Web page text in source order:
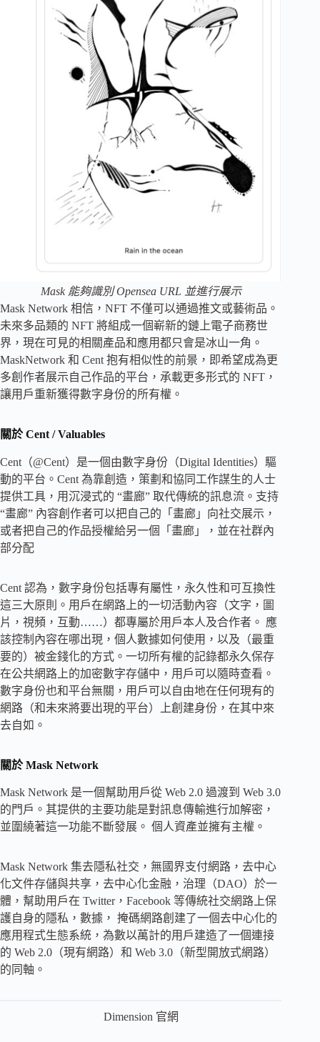
Mask 能夠識別 Opensea URL 並進行展示
Mask Network 相信，NFT 不僅可以通過推文或藝術品。
未來多品類的 NFT 將組成一個嶄新的鏈上電子商務世
界，現在可見的相關產品和應用都只會是冰山一角。
MaskNetwork 和 Cent 抱有相似性的前景，即希望成為更
多創作者展示自己作品的平台，承載更多形式的 NFT，
讓用戶重新獲得數字身份的所有權。
關於 Cent / Valuables
Cent（@Cent）是一個由數字身份（Digital Identities）驅
動的平台。Cent 為靠創造，策劃和協同工作謀生的人士
提供工具，用沉浸式的 “畫廊” 取代傳統的訊息流。支持
“畫廊” 內容創作者可以把自己的「畫廊」向社交展示，
或者把自己的作品授權給另一個「畫廊」，並在社群內
部分配
Cent 認為，數字身份包括專有屬性，永久性和可互換性
這三大原則。用戶在網路上的一切活動內容（文字，圖
片，視頻，互動……）都專屬於用戶本人及合作者。 應
該控制內容在哪出現，個人數據如何使用，以及（最重
要的）被金錢化的方式。一切所有權的記錄都永久保存
在公共網路上的加密數字存儲中，用戶可以隨時查看。
數字身份也和平台無關，用戶可以自由地在任何現有的
網路（和未來將要出現的平台）上創建身份，在其中來
去自如。
關於 Mask Network
Mask Network 是一個幫助用戶從 Web 2.0 過渡到 Web 3.0
的門戶。其提供的主要功能是對訊息傳輸進行加解密，
並圍繞著這一功能不斷發展。 個人資產並擁有主權。
Mask Network 集去隱私社交，無國界支付網路，去中心
化文件存儲與共享，去中心化金融，治理（DAO）於一
體，幫助用戶在 Twitter，Facebook 等傳統社交網路上保
護自身的隱私，數據， 掩碼網路創建了一個去中心化的
應用程式生態系統，為數以萬計的用戶建造了一個連接
的 Web 2.0（現有網路）和 Web 3.0（新型開放式網路）
的同軸。
Dimension 官網